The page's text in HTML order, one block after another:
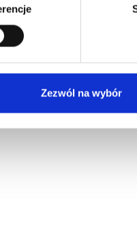
Zezwól na wybór